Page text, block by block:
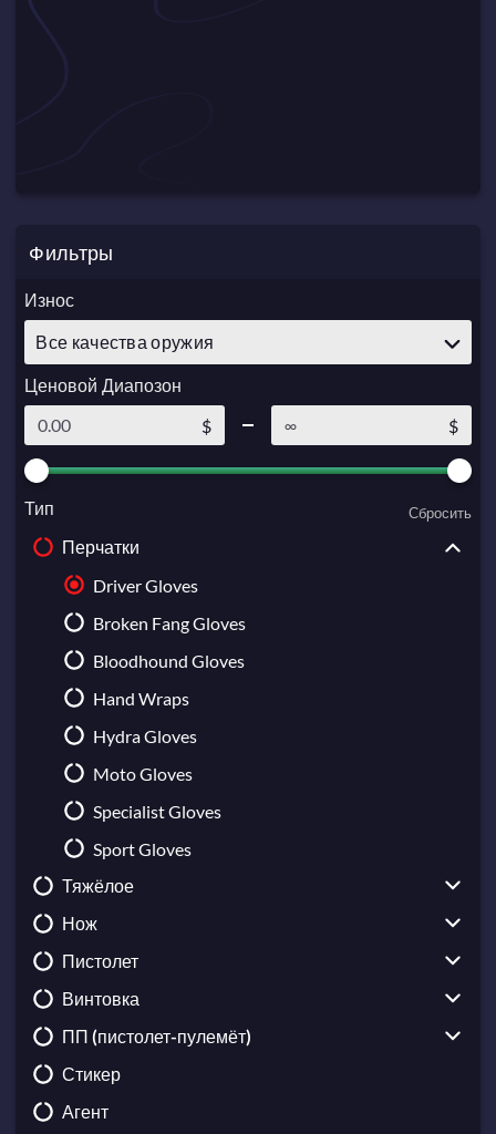
Фильтры
Износ
Все качества оружия
Ценовой Диапозон
$ $
Тип Сбросить
Перчатки
Driver Gloves
Broken Fang Gloves
Bloodhound Gloves
Hand Wraps
Hydra Gloves
Moto Gloves
Specialist Gloves
Sport Gloves
Тяжёлое
Sawed-Off
M249
MAG-7
Negev
Nova
XM1014
Нож
Karambit
Bayonet
Bowie Knife
Butterfly Knife
Classic Knife
Пистолет
CZ75-Auto
USP-S
Desert Eagle
Dual Berettas
Винтовка
Galil AR
AUG
AWP
ПП (пистолет-пулемёт)
UMP-45
MAC-10
Стикер
Агент